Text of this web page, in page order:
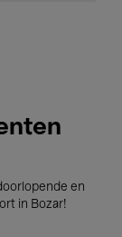
en
in Bozar!